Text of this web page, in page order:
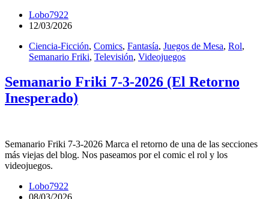
Lobo7922
12/03/2026
Ciencia-Ficción, Comics, Fantasía, Juegos de Mesa, Rol,
Semanario Friki, Televisión, Videojuegos
Semanario Friki 7-3-2026 (El Retorno
Inesperado)
Semanario Friki 7-3-2026 Marca el retorno de una de las secciones
más viejas del blog. Nos paseamos por el comic el rol y los
videojuegos.
Lobo7922